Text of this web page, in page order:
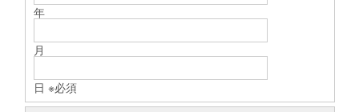
年
月
日 ※必須